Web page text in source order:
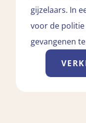
gijzelaars. In
voor de
gevangenen